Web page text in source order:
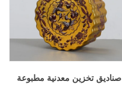
صناديق تخزين معدنية مطبوعة